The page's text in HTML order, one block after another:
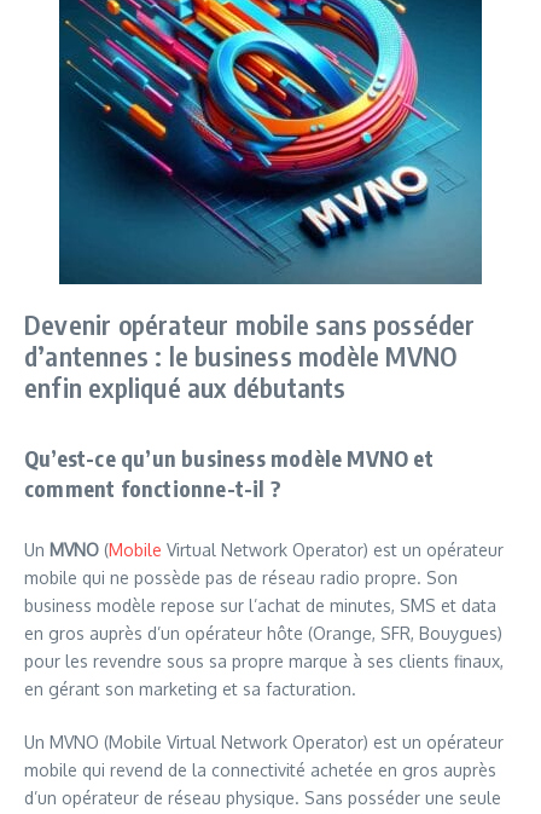
Devenir opérateur mobile sans posséder
d’antennes : le business modèle MVNO
enfin expliqué aux débutants
Qu’est-ce qu’un business modèle MVNO et
comment fonctionne-t-il ?
Un MVNO (Mobile Virtual Network Operator) est un opérateur
mobile qui ne possède pas de réseau radio propre. Son
business modèle repose sur l’achat de minutes, SMS et data
en gros auprès d’un opérateur hôte (Orange, SFR, Bouygues)
pour les revendre sous sa propre marque à ses clients finaux,
en gérant son marketing et sa facturation.
Un MVNO (Mobile Virtual Network Operator) est un opérateur
mobile qui revend de la connectivité achetée en gros auprès
d’un opérateur de réseau physique. Sans posséder une seule